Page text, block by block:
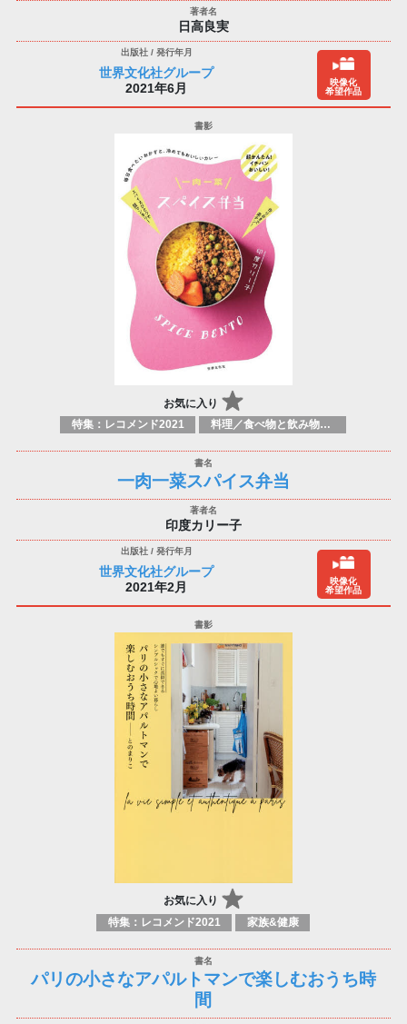
日高良実
世界文化社グループ
2021年6月
映像化
希望作品
お気に入り
特集：レコメンド2021 料理／食べ物と飲み物／食に関する記述
一肉一菜スパイス弁当
印度カリー子
世界文化社グループ
2021年2月
映像化
希望作品
お気に入り
特集：レコメンド2021 家族&健康
パリの小さなアパルトマンで楽しむおうち時
間